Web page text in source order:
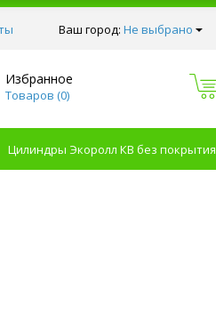
Ваш город: Не выбрано
Избранное
Товаров (0)
Цилиндры Экоролл КВ без покрытия